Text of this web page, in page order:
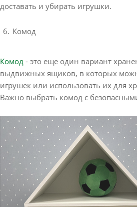
доставать и убирать игрушки.
Комод
Комод - это еще один вариант
выдвижных ящиков, в которых
игрушек или использовать их для
Важно выбрать комод с